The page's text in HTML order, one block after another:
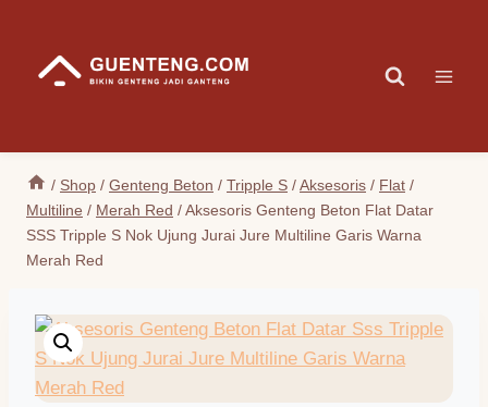
content
/ Shop / Genteng Beton / Tripple S /Aksesoris / Flat /
Multiline / Merah Red /Aksesoris Genteng Beton Flat Datar
SSS Tripple S Nok Ujung Jurai Jure Multiline Garis Warna
Merah Red